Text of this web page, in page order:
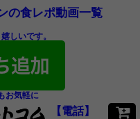
の食レポ動画一覧
しいです。
お気軽に
【電話】